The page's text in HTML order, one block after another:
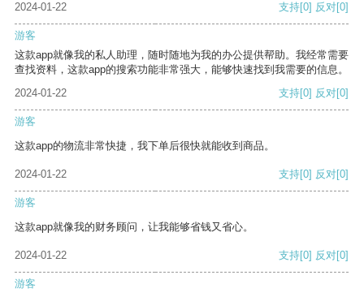
2024-01-22 支持[0] 反对[0]
游客
这款app就像我的私人助理，随时随地为我的办公提供帮助。我经常需要
查找资料，这款app的搜索功能非常强大，能够快速找到我需要的信息。
2024-01-22
支持[0] 反对[0]
游客
这款app的物流非常快捷，我下单后很快就能收到商品。
2024-01-22 支持[0] 反对[0]
游客
这款app就像我的财务顾问，让我能够省钱又省心。
2024-01-22 支持[0] 反对[0]
游客